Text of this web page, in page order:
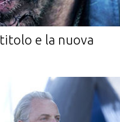
e la nuova